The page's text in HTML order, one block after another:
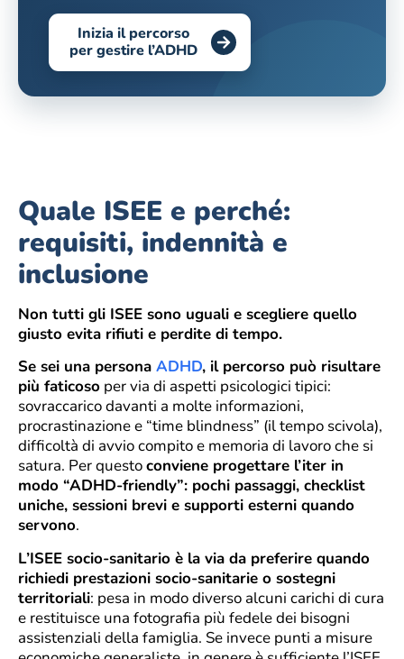
Inizia il percorso
per gestire l’ADHD
Quale ISEE e perché:
requisiti, indennità e
inclusione
Non tutti gli ISEE sono uguali e scegliere quello
giusto evita rifiuti e perdite di tempo.
Se sei una persona ADHD, il percorso può risultare
più faticoso per via di aspetti psicologici tipici:
sovraccarico davanti a molte informazioni,
procrastinazione e “time blindness” (il tempo scivola),
difficoltà di avvio compito e memoria di lavoro che si
satura. Per questoconviene progettare l’iter in
modo “ADHD-friendly”: pochi passaggi, checklist
uniche, sessioni brevi e supporti esterni quando
servono.
L’ISEE socio-sanitario è la via da preferire quando
richiedi prestazioni socio-sanitarie o sostegni
territoriali: pesa in modo diverso alcuni carichi di cura
e restituisce una fotografia più fedele dei bisogni
assistenziali della famiglia. Se invece punti a misure